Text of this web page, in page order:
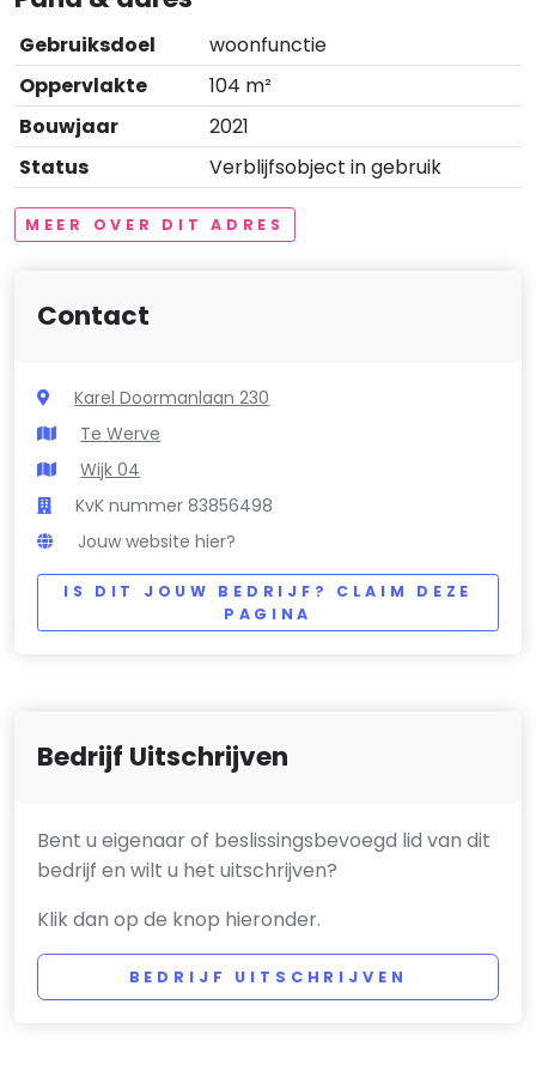
Gebruiksdoel
woonfunctie
Oppervlakte
104 m²
Bouwjaar
2021
Status
Verblijfsobject in gebruik
MEER OVER DIT ADRES
Contact
Karel Doormanlaan 230
Te Werve
Wijk 04
KvK nummer 83856498
Jouw website hier?
IS DIT JOUW BEDRIJF? CLAIM DEZE
PAGINA
Bedrijf Uitschrijven
Bent u eigenaar of beslissingsbevoegd lid van dit
bedrijf en wilt u het uitschrijven?
Klik dan op de knop hieronder.
BEDRIJF UITSCHRIJVEN